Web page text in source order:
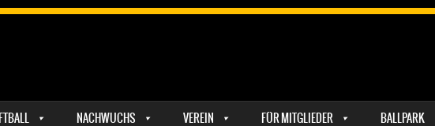
NACHWUCHS VEREIN FÜR MITGLIEDER BALLPARK